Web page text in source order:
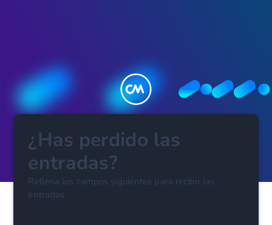
¿Has perdido las
entradas?
Rellena los campos siguientes para recibir las
entradas.